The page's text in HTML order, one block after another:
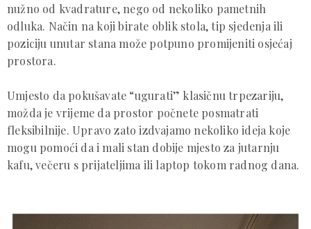
nužno od kvadrature, nego od nekoliko pametnih
odluka. Način na koji birate oblik stola, tip sjedenja ili
poziciju unutar stana može potpuno promijeniti osjećaj
prostora.
Umjesto da pokušavate “ugurati” klasičnu trpezariju,
možda je vrijeme da prostor počnete posmatrati
fleksibilnije. Upravo zato izdvajamo nekoliko ideja koje
mogu pomoći da i mali stan dobije mjesto za jutarnju
kafu, večeru s prijateljima ili laptop tokom radnog dana.